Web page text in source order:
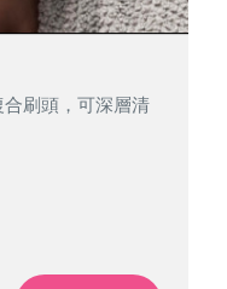
刷頭，可深層清
刷頭，可深層清